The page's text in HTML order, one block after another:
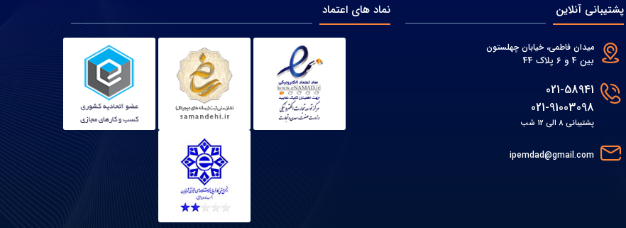
پشتیبانی آنلاین
میدان فاطمی، خیابان چهلستون
بین 4 و 6 پلاک 44
021-58941
021-91003098
پشتیبانی 8 الی 12 شب
ipemdad@gmail.com
نماد های اعتماد